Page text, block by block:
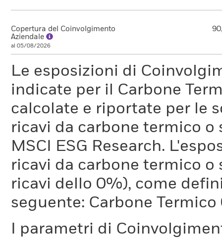
Copertura del Coinvolgimento
Aziendale
al 05/08/2026
Le esposizioni di
indicate per il Carbone
calcolate e riportate per le
ricavi da carbone termico
MSCI ESG Research.
ricavi da carbone termico
ricavi dello 0%), come
seguente: Carbone
I parametri di